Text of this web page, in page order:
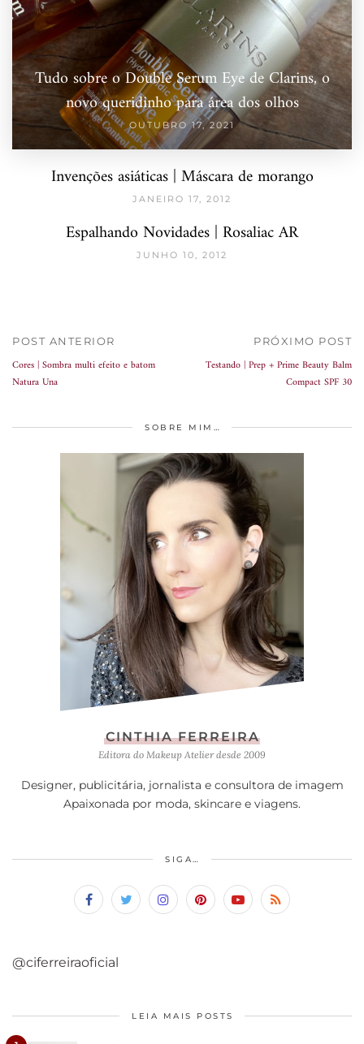
Tudo sobre o Double Serum Eye de Clarins, o
novo queridinho para área dos olhos
OUTUBRO 17, 2021
Invenções asiáticas | Máscara de morango
JANEIRO 17, 2012
Espalhando Novidades | Rosaliac AR
JUNHO 10, 2012
POST ANTERIOR
Cores | Sombra multi efeito e batom
Natura Una
PRÓXIMO POST
Testando | Prep + Prime Beauty Balm
Compact SPF 30
SOBRE MIM…
CINTHIA FERREIRA
Editora do Makeup Atelier desde 2009
Designer, publicitária, jornalista e consultora de imagem
Apaixonada por moda, skincare e viagens.
SIGA…
@ciferreiraoficial
LEIA MAIS POSTS